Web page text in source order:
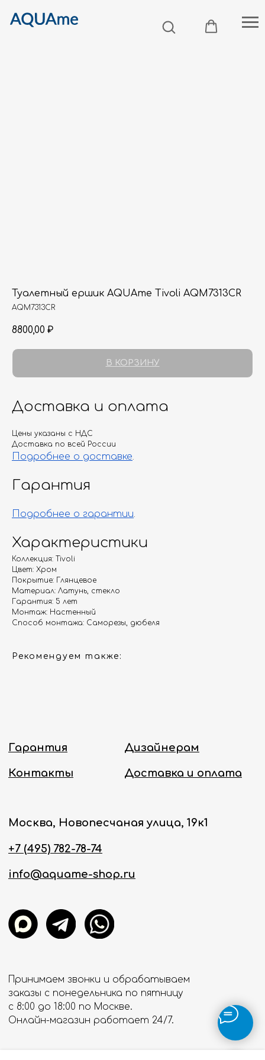
Туалетный ершик AQUAme Tivoli AQM7313CR
AQM7313CR
8800,00 ₽
В КОРЗИНУ
Доставка и оплата
Цены указаны с НДС
Доставка по всей России
Подробнее о доставке.
Гарантия
Подробнее о гарантии.
Характеристики
Коллекция: Tivoli
Цвет: Хром
Покрытие: Глянцевое
Материал: Латунь, стекло
Гарантия: 5 лет
Монтаж: Настенный
Способ монтажа: Саморезы, дюбеля
Рекомендуем также:
Контакты
Москва, Новопесчаная улица, 19к1
+7 (495) 782-78-74
info@aquame-shop.ru